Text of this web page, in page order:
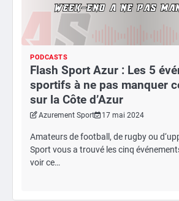
PODCASTS
Flash Sport Azur : Les 5
sportifs à ne pas manquer
sur la Côte d’Azur
Azurement Sport 17 mai 2024
Amateurs de football, de rugby ou
Sport vous a trouvé les cinq
voir ce…